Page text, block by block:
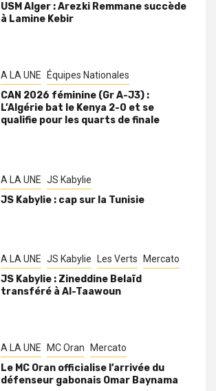
USM Alger : Arezki Remmane succède
à Lamine Kebir
A LA UNE Équipes Nationales
CAN 2026 féminine (Gr A-J3) :
L’Algérie bat le Kenya 2-0 et se
qualifie pour les quarts de finale
A LA UNE JS Kabylie
JS Kabylie : cap sur la Tunisie
A LA UNE JS Kabylie Les Verts Mercato
JS Kabylie : Zineddine Belaïd
transféré à Al-Taawoun
A LA UNE MC Oran Mercato
Le MC Oran officialise l’arrivée du
défenseur gabonais Omar Baynama